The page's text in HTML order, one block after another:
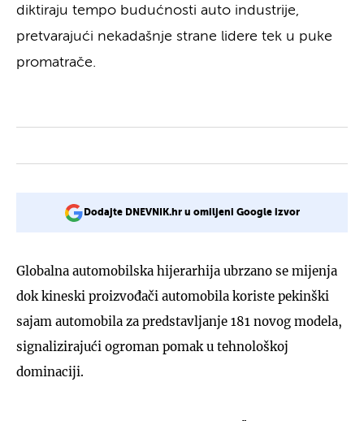
diktiraju tempo budućnosti auto industrije,
pretvarajući nekadašnje strane lidere tek u puke
promatrače.
Dodajte DNEVNIK.hr u omiljeni Google izvor
Globalna automobilska hijerarhija ubrzano se mijenja
dok kineski proizvođači automobila koriste pekinški
sajam automobila za predstavljanje 181 novog modela,
signalizirajući ogroman pomak u tehnološkoj
dominaciji.